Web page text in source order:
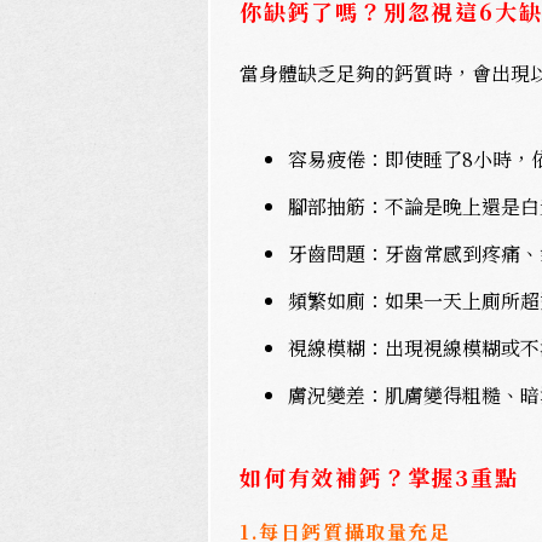
你缺鈣了嗎？別忽視這6大
當身體缺乏足夠的鈣質時，會出現
容易疲倦：即使睡了8小時，
腳部抽筋：不論是晚上還是
牙齒問題：牙齒常感到疼痛
頻繁如廁：如果一天上廁所
視線模糊：出現視線模糊或
膚況變差：肌膚變得粗糙、
如何有效補鈣？掌握3重點
1.每日鈣質攝取量充足